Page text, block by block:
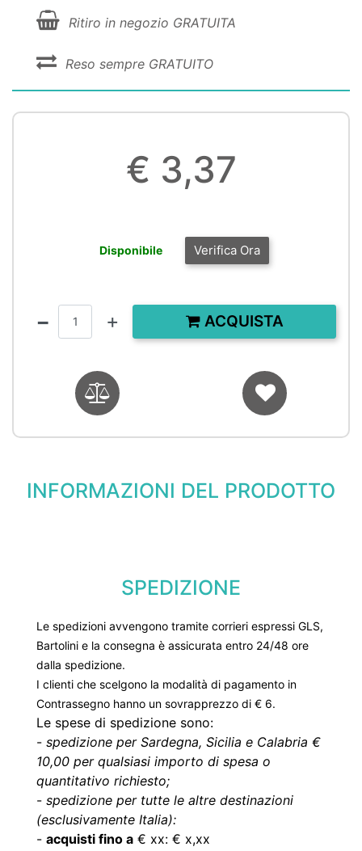
Ritiro in negozio GRATUITA
Reso sempre GRATUITO
€ 3,37
Verifica Ora
Disponibile
QuantitàACQUISTA
INFORMAZIONI DEL PRODOTTO
SPEDIZIONE
Le spedizioni avvengono tramite corrieri espressi GLS,
Bartolini e la consegna è assicurata entro 24/48 ore
dalla spedizione.
I clienti che scelgono la modalità di pagamento in
Contrassegno hanno un sovrapprezzo di € 6.
Le spese di spedizione sono:
- spedizione per Sardegna, Sicilia e Calabria €
10,00 per qualsiasi importo di spesa o
quantitativo richiesto;
- spedizione per tutte le altre destinazioni
(esclusivamente Italia):
- acquisti fino a € xx: € x,xx